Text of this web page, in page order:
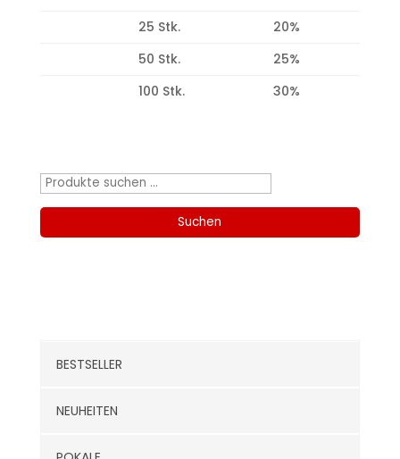
25 Stk.
20%
50 Stk.
25%
100 Stk.
30%
Suchen
Suchen
BESTSELLER
NEUHEITEN